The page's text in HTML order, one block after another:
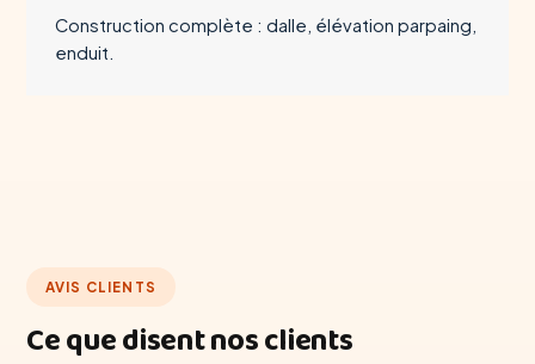
Construction complète : dalle, élévation parpaing,
enduit.
AVIS CLIENTS
Ce que disent nos clients